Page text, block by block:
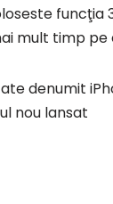
mult timp pe
denumit
nou lansat